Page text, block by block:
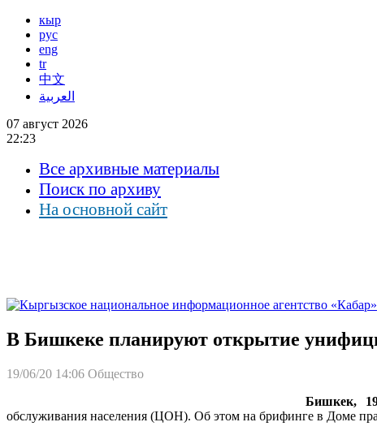
кыр
рус
eng
tr
中文
العربية
07 август 2026
22:23
Все архивные материалы
Поиск по архиву
На основной сайт
В Бишкеке планируют открытие
19/06/20 14:06 Общество
Бишкек,
обслуживания населения (ЦОН). Об этом на брифинге в Доме